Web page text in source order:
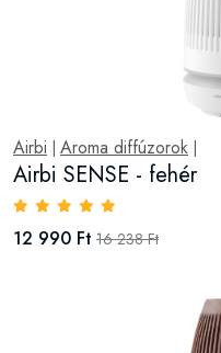
Airbi Aroma diffúzorok
Airbi SENSE - fehér
12 990 Ft 16 238 Ft